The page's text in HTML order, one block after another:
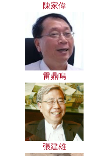
陳家偉
雷鼎鳴
張建雄